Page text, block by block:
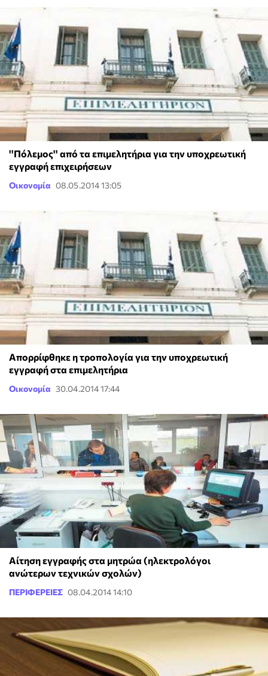
''Πόλεμος'' από τα επιμελητήρια για την υποχρεωτική
εγγραφή επιχειρήσεων
Οικονομία 08.05.2014 13:05
Απορρίφθηκε η τροπολογία για την υποχρεωτική
εγγραφή στα επιμελητήρια
Οικονομία 30.04.2014 17:44
Αίτηση εγγραφής στα μητρώα (ηλεκτρολόγοι
ανώτερων τεχνικών σχολών)
ΠΕΡΙΦΕΡΕΙΕΣ 08.04.2014 14:10